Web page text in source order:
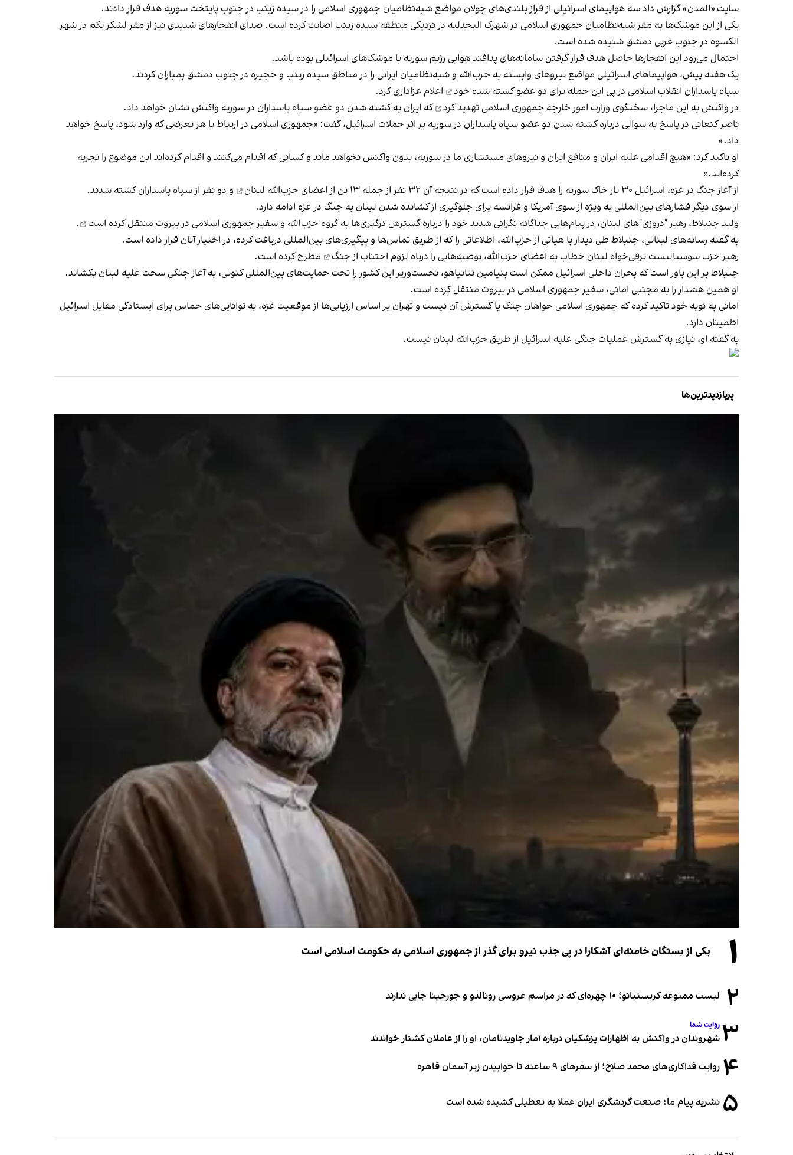
سایت «المدن» گزارش داد سه هواپیمای اسرائیلی از فراز بلندی‌های جولان مواضع شبه‌نظامیان جمهوری اسلامی را در سیده زینب در جنوب پایتخت سوریه هدف قرار دادند.
یکی از این موشک‌ها به مقر شبه‌نظامیان جمهوری اسلامی در شهرک البحدلیه در نزدیکی منطقه سیده زینب اصابت کرده است. صدای انفجارهای شدیدی نیز از مقر لشکر یکم در شهر
الکسوه در جنوب غربی دمشق شنیده شده است.
احتمال می‌رود این انفجارها حاصل هدف قرار گرفتن سامانه‌های پدافند هوایی رژیم سوریه با موشک‌های اسرائیلی بوده باشد.
یک هفته پیش، هواپیماهای اسرائیلی مواضع نیروهای وابسته به حزب‌الله و شبه‌نظامیان ایرانی را در مناطق سیده زینب و حجیره در جنوب دمشق بمباران کردند.
سپاه پاسداران انقلاب اسلامی در پی این حمله برای دو عضو کشته شده خود
اعلام عزاداری کرد.
در واکنش به این ماجرا، سخنگوی وزارت امور خارجه جمهوری اسلامی تهدید کرد
که ایران به کشته شدن دو عضو سپاه پاسداران در سوریه واکنش نشان خواهد داد.
ناصر کنعانی در پاسخ به سوالی درباره کشته شدن دو عضو سپاه پاسداران در سوریه بر اثر حملات اسرائیل، گفت: «جمهوری اسلامی در ارتباط با هر تعرضی که وارد شود، پاسخ خواهد
داد.»
او تاکید کرد: «هیچ اقدامی علیه ایران و منافع ایران و نیروهای مستشاری ما در سوریه، بدون واکنش نخواهد ماند و کسانی که اقدام می‌کنند و اقدام کرده‌اند این موضوع را تجربه
کرده‌اند.»
از آغاز جنگ در غزه، اسرائیل ۳۰ بار خاک سوریه را هدف قرار داده است که در نتیجه آن ۳۲ نفر از جمله
۱۳ تن از اعضای حزب‌الله لبنان
و دو نفر از سپاه پاسداران کشته شدند.
از سوی دیگر فشارهای بین‌المللی به ویژه از سوی آمریکا و فرانسه برای جلوگیری از کشانده شدن لبنان به جنگ در غزه ادامه دارد.
ولید جنبلاط، رهبر "دروزی‌"های لبنان، در پیام‌هایی جداگانه نگرانی شدید خود را درباره گسترش درگیری‌ها به گروه حزب‌الله و سفیر جمهوری اسلامی در بیروت منتقل کرده است
.
به گفته رسانه‌های لبنانی، جنبلاط طی دیدار با هیاتی از حزب‌الله، اطلاعاتی را که از طریق تماس‌ها و پیگیری‌های بین‌المللی دریافت کرده، در اختیار آنان قرار داده است.
رهبر حزب سوسیالیست ترقی‌خواه لبنان خطاب به اعضای حزب‌الله، توصیه‌هایی را درباه لزوم اجتناب از جنگ
مطرح کرده است.
جنبلاط بر این باور است که بحران داخلی اسرائیل ممکن است بنیامین نتانیاهو، نخست‌وزیر این کشور را تحت حمایت‌های بین‌المللی کنونی، به آغاز جنگی سخت علیه لبنان بکشاند.
او همین هشدار را به مجتبى امانی، سفیر جمهوری اسلامی در بیروت منتقل کرده است.
امانی به نوبه خود تاکید کرده که جمهوری اسلامی خواهان جنگ یا گسترش آن نیست و تهران بر اساس ارزیابی‌ها از موقعیت غزه، به توانایی‌های حماس برای ایستادگی مقابل اسرائیل
اطمینان دارد.
به گفته او، نیازی به گسترش عملیات جنگی علیه اسرائیل از طریق حزب‌الله لبنان نیست.
پربازدیدترین‌ها
۱ یکی از بستگان خامنه‌ای آشکارا در پی جذب نیرو برای گذر از جمهوری اسلامی به حکومت اسلامی است
۲ لیست ممنوعه کریستیانو؛ ۱۰ چهره‌ای که در مراسم عروسی رونالدو و جورجینا جایی ندارند
۳ روایت شما
شهروندان در واکنش به اظهارات پزشکیان درباره آمار جاویدنامان، او را از عاملان کشتار خواندند
۴ روایت فداکاری‌های محمد صلاح؛ از سفرهای ۹ ساعته تا خوابیدن زیر آسمان قاهره
۵ نشریه پیام ما: صنعت گردشگری ایران عملا به تعطیلی کشیده شده است